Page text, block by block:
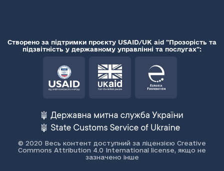
Створено за підтримки проєкту USAID/UK aid "Прозорість та
підзвітність у державному управлінні та послугах":
© 2020 Весь контент доступний за ліцензією Creative
Commons Attribution 4.0 International license, якщо не
зазначено інше